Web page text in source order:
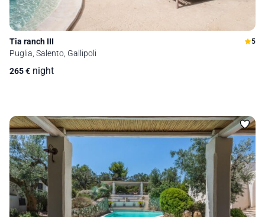
Tia ranch III 5
Puglia, Salento, Gallipoli
265€ night